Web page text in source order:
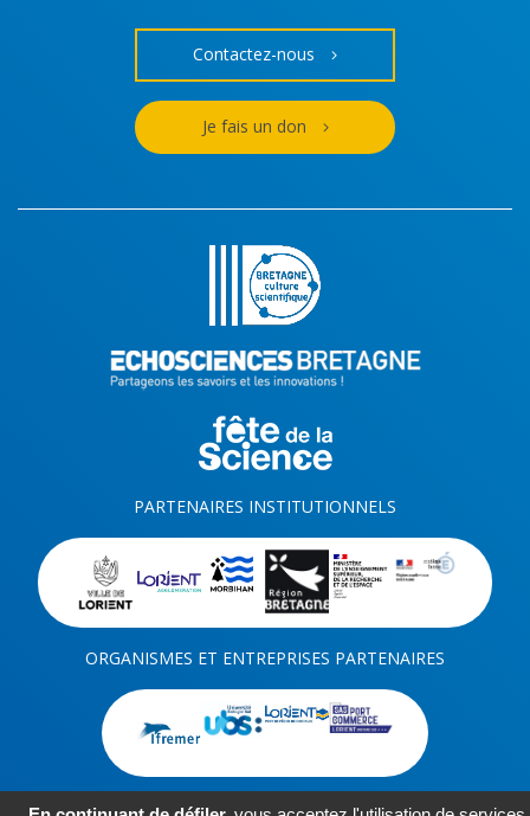
Contactez-nous
Je fais un don
PARTENAIRES INSTITUTIONNELS
ORGANISMES ET ENTREPRISES PARTENAIRES